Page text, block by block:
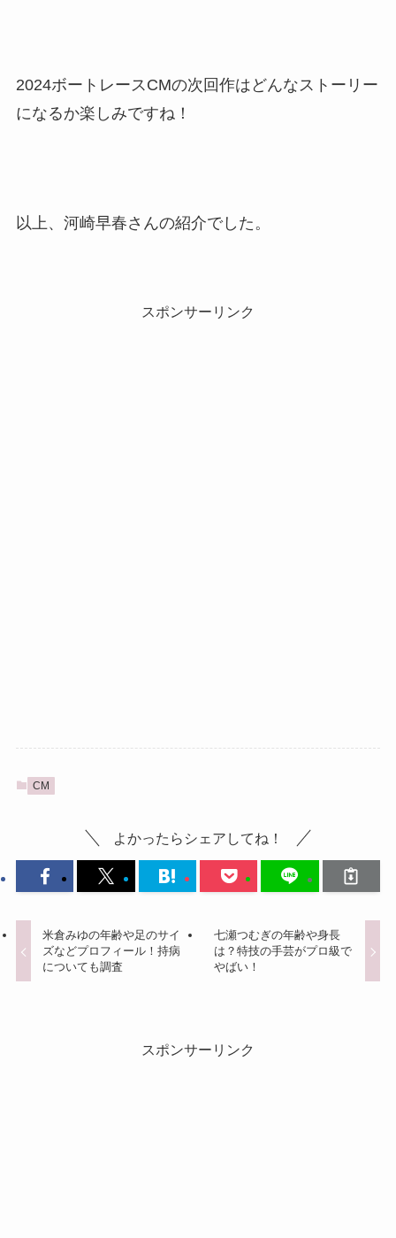
2024ボートレースCMの次回作はどんなストーリー
になるか楽しみですね！
以上、河崎早春さんの紹介でした。
スポンサーリンク
CM
よかったらシェアしてね！
米倉みゆの年齢や足のサイ
ズなどプロフィール！持病
についても調査
七瀬つむぎの年齢や身長
は？特技の手芸がプロ級で
やばい！
スポンサーリンク